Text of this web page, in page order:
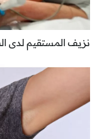
نزيف المستقيم لدى